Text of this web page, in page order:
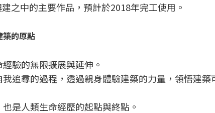
之中的主要作品，預計於2018年完工使用。
的原點
驗的無限擴展與延伸。
追尋的過程，透過親身體驗建築的力量，領悟建
是人類生命經歷的起點與終點。